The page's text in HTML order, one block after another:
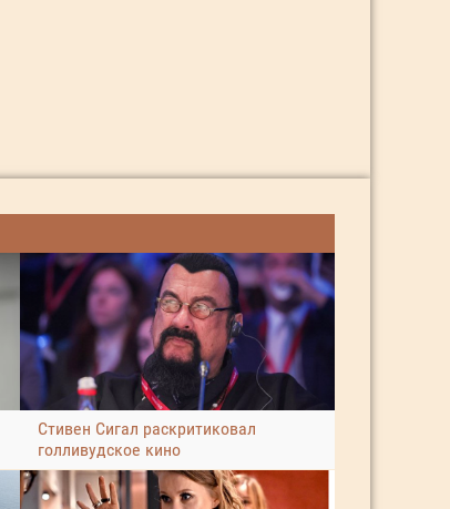
Стивен Сигал раскритиковал
голливудское кино